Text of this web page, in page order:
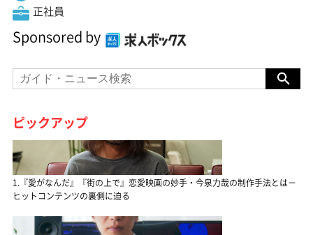
正社員
Sponsored by
ピックアップ
1.『愛がなんだ』『街の上で』恋愛映画の妙手・今泉力哉の制作手法とは－
ヒットコンテンツの裏側に迫る